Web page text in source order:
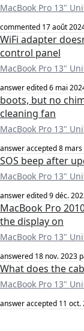
MacBook Pro 13"
commented 17 août
WiFi adapter
control panel
MacBook Pro 13"
answer edited6 mai
boots, but no
cleaning fan
MacBook Pro 13"
answer accepted8 mars
SOS beep after
MacBook Pro 13"
answer edited9 déc.
MacBook Pro
the display on
MacBook Pro 13"
answered 18 nov. 2023
What does the
MacBook Pro 13"
answer accepted 11 oct.